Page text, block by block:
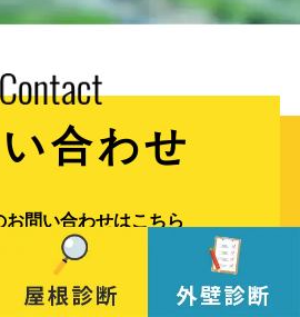
」の答え
合わせ
0120-141-289
お問い合わせはこちら